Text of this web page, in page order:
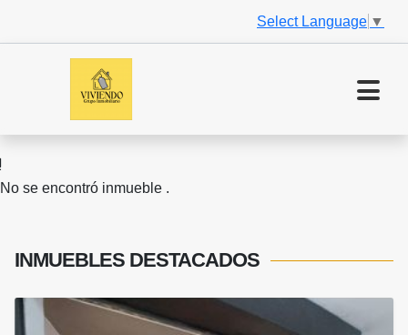
Select Language ▼
No se encontró inmueble .
INMUEBLES DESTACADOS